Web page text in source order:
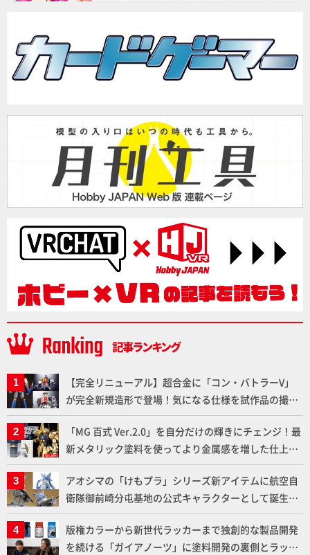
【完全リニューアル】超合金に「コン・バトラーV」
が完全新規造形で登場！気になる仕様を試作品の撮り
下ろしでご紹介!!さらに「大鉄人17」＆「ワンエイ
ト」セット情報もお届け！【超合金の魂】
「MG 百式 Ver.2.0」を自分だけの輝きにチェンジ！最
新メタリック塗料を使ってより金属感を増した仕上が
りに!!【試し読み】
アオシマの「けもプラ」シリーズ新アイテムに航空自
衛隊御前崎分屯基地の公式キャラクターとして誕生し
た「おまねこ」が着任！けもプラ公式サイト限定版と
通常版の2ラインで発売！
版権カラーから新世代ラッカーまで独創的な製品開発
を続ける「ガイアノーツ」に塗料開発の裏側とラッカ